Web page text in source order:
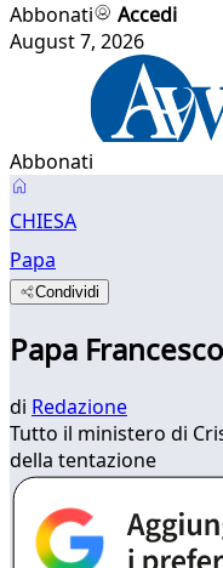
Abbonati
Accedi
August 7, 2026
Abbonati
CHIESA
Papa
Condividi
Papa
di Redazione
Tutto il ministero di
della tentazione